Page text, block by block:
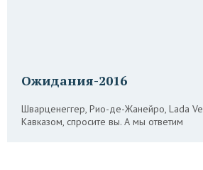
Ожидания-2016
Шварценеггер, Рио-де-Жанейро, Lada
Кавказом, спросите вы. А мы ответим